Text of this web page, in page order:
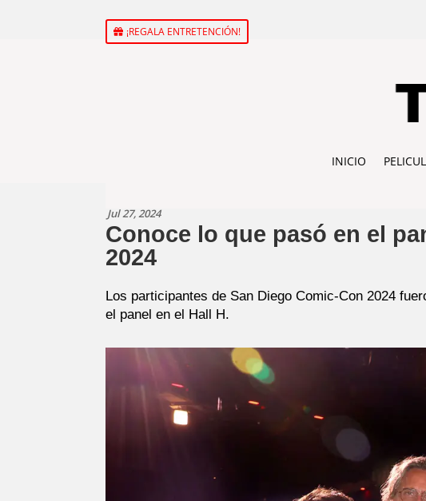
¡REGALA ENTRETENCIÓN!
INICIO
Jul 27, 2024
Conoce lo que pasó en el
2024
Los participantes de San Diego Comic-Con 2024
el panel en el Hall H.